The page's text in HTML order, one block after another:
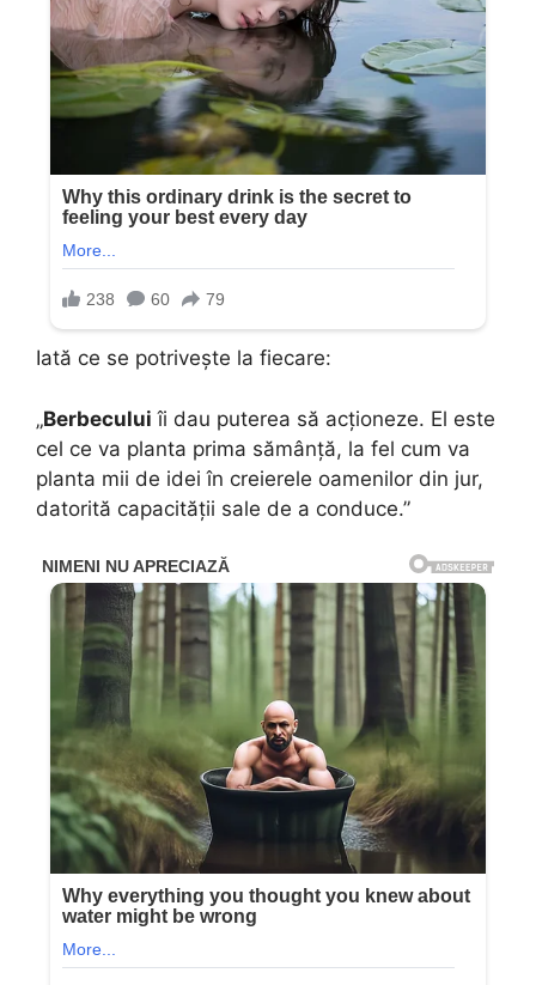
Iată ce se potrivește la fiecare:
„Berbecului îi dau puterea să acționeze. El este
cel ce va planta prima sămânță, la fel cum va
planta mii de idei în creierele oamenilor din jur,
datorită capacității sale de a conduce.”